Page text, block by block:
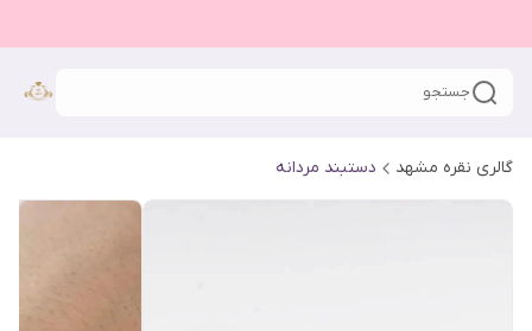
جستجو
گالری نقره مشهد دستبند مردانه